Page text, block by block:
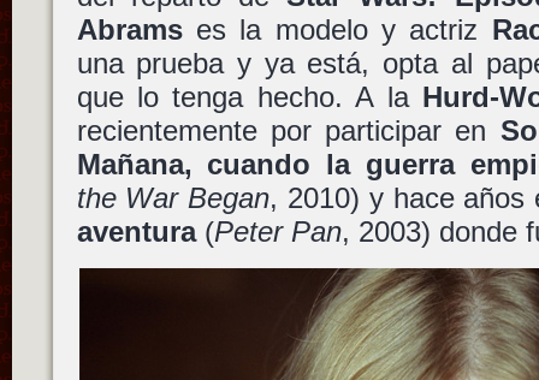
Abramses la modelo y actriz
una prueba y ya está, opta al
que lo tenga hecho. A la Hurd-
recientemente por participar en
Mañana, cuando la guerra
the War Began, 2010) y hace
aventura(Peter Pan, 2003) donde